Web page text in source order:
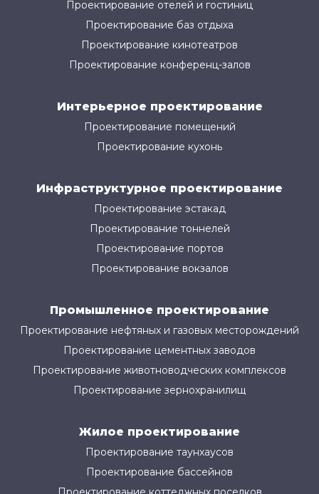
Проектирование отелей и гостиниц
Проектирование баз отдыха
Проектирование кинотеатров
Проектирование конференц-залов
Интерьерное проектирование
Проектирование помещений
Проектирование кухонь
Инфраструктурное проектирование
Проектирование эстакад
Проектирование тоннелей
Проектирование портов
Проектирование вокзалов
Промышленное проектирование
Проектирование нефтяных и газовых месторождений
Проектирование цементных заводов
Проектирование животноводческих комплексов
Проектирование зернохранилищ
Жилое проектирование
Проектирование таунхаусов
Проектирование бассейнов